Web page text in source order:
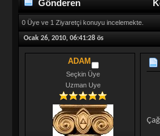
Gönderen
0 Üye ve 1 Ziyaretçi konuyu incelemekte.
Ocak 26, 2010, 06:41:28 ös
ADAM
Seçkin Üye
Uzman Uye